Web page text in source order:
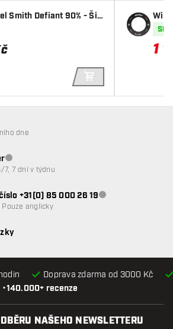
Smith Defiant 90% - Šip
PŘIDAT DO KOŠÍKU
1
•140.000+ recenze
Doprava zdarma od 3000 Kč
dne
Zákaznický servis nedostupný
7, 7 dní v týdnu
+31(0) 85 000 26 19Zákaznický servis
anglicky
NAŠEHO NEWSLETTERU